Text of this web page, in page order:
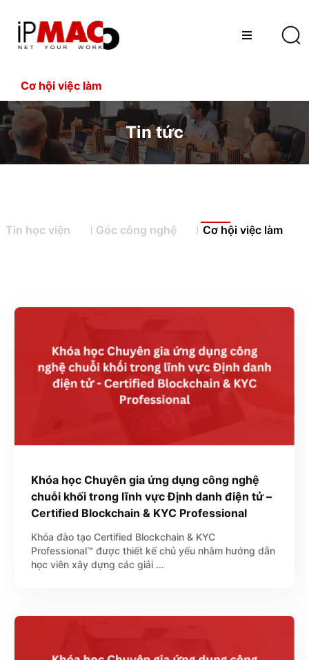
Cơ hội việc làm
Tin tức
Tin học viện Góc công nghệ Cơ hội việc làm
Khóa học Chuyên gia ứng dụng công nghệ
chuỗi khối trong lĩnh vực Định danh điện tử –
Certified Blockchain & KYC Professional
Khóa đào tạo Certified Blockchain & KYC
Professional™ được thiết kế chủ yếu nhằm hướng dẫn
học viên xây dựng các giải …